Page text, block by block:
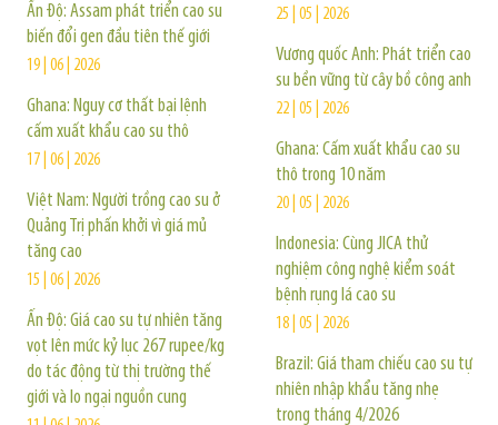
Ấn Độ: Assam phát triển cao su
biến đổi gen đầu tiên thế giới
19 | 06 | 2026
Ghana: Nguy cơ thất bại lệnh
cấm xuất khẩu cao su thô
17 | 06 | 2026
Việt Nam: Người trồng cao su ở
Quảng Trị phấn khởi vì giá mủ
tăng cao
15 | 06 | 2026
Ấn Độ: Giá cao su tự nhiên tăng
vọt lên mức kỷ lục 267 rupee/kg
do tác động từ thị trường thế
giới và lo ngại nguồn cung
25 | 05 | 2026
Vương quốc Anh: Phát triển cao
su bền vững từ cây bồ công anh
22 | 05 | 2026
Ghana: Cấm xuất khẩu cao su
thô trong 10 năm
20 | 05 | 2026
Indonesia: Cùng JICA thử
nghiệm công nghệ kiểm soát
bệnh rụng lá cao su
18 | 05 | 2026
Brazil: Giá tham chiếu cao su tự
nhiên nhập khẩu tăng nhẹ
trong tháng 4/2026